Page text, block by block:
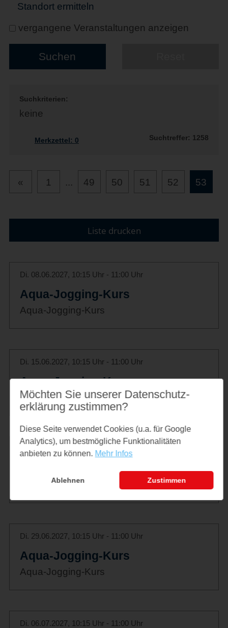
Standort ermitteln
vergangene Veranstaltungen anzeigen
Suchkriterien:
keine
Merkzettel: 0 Suchtreffer: 1258
« 1 ... 49 50 51 52 53
Liste drucken
Di. 08.06.2027, 10:15 Uhr - 11:00 Uhr
Aqua-Jogging-Kurs
Aqua-Jogging-Kurs
Di. 15.06.2027, 10:15 Uhr - 11:00 Uhr
Aqua-Jogging-Kurs
Aqua-Jogging-Kurs
Di. 22.06.2027, 10:15 Uhr - 11:00 Uhr
Aqua-Jogging-Kurs
Aqua-Jogging-Kurs
Di. 29.06.2027, 10:15 Uhr - 11:00 Uhr
Aqua-Jogging-Kurs
Aqua-Jogging-Kurs
Di. 06.07.2027, 10:15 Uhr - 11:00 Uhr
Möchten Sie unserer Datenschutz­
erklärung zustimmen?
Diese Seite verwendet Cookies (u.a. für Google
Analytics), um bestmögliche Funktionalitäten
anbieten zu können. Mehr Infos
Ablehnen Zustimmen